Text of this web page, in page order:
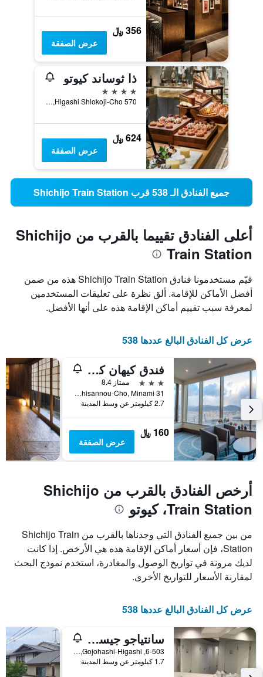
356 ﷼
عرض الصفقة
ذا ثوساند كيوتو
4 نجوم
570 Higashi Shiokoji-Cho, كيوتو, اليابان
624 ﷼
عرض الصفقة
جميع الفنادق الـ 538 قرب Shichijo Train Station
أعلى الفنادق تقييما بالقرب من Shichijo
Train Station
قيّم مستخدمونا فنادق Shichijo Train Station هذه من ضمن
أفضل الأماكن للإقامة. ألق نظرة على تعليقات المستخدمين
لمعرفة سبب تقييم أماكن الإقامة هذه على أنها الأفضل.
عرض كل الفنادق البالغ عددها 538
فندق كيهان كيوتو غراندِه
3 نجوم
ممتاز 8.4
31 Higashikujyo-Nishisannou-Cho, Minami, كيوتو, اليابان
2.7 كيلومتر عن وسط المدينة
160 ﷼
عرض الصفقة
أرخص الفنادق بالقرب من Shichijo
Train Station، كيوتو
من بين جميع الفنادق التي وجدناها بالقرب من Shichijo Train
Station، فإن أسعار أماكن الإقامة هذه هي الأرخص. إذا كانت
لديك مرونة في تواريخ الوصول والمغادرة، استخدم نموذج البحث
لمقارنة الأسعار للتواريخ الأخرى.
عرض كل الفنادق البالغ عددها 538
سانتياجو جيست هاوس كيوتو
6-503, Gojohashi-Higashi, كيوتو, اليابان
1.7 كيلومتر عن وسط المدينة